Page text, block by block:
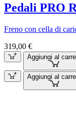
Pedali PRO
Freno con cella di
319,00 €
Aggiungi al
Aggiungi al